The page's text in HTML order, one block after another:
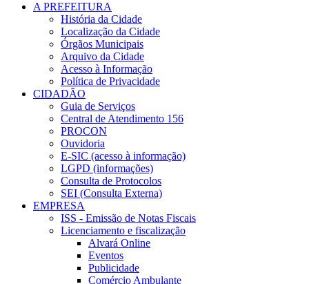
A PREFEITURA
História da Cidade
Localização da Cidade
Órgãos Municipais
Arquivo da Cidade
Acesso à Informação
Política de Privacidade
CIDADÃO
Guia de Serviços
Central de Atendimento 156
PROCON
Ouvidoria
E-SIC (acesso à informação)
LGPD (informações)
Consulta de Protocolos
SEI (Consulta Externa)
EMPRESA
ISS - Emissão de Notas Fiscais
Licenciamento e fiscalização
Alvará Online
Eventos
Publicidade
Comércio Ambulante